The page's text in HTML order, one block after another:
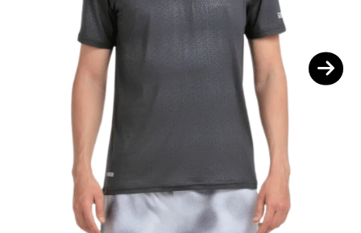
Tweede kans padel rackets